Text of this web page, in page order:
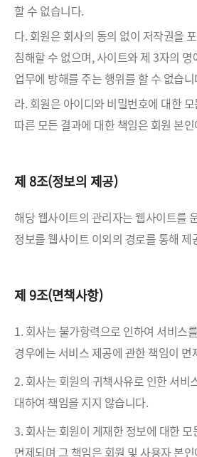
할 수 없습니다.
다. 회원은 회사의 동의 없이 저작권을
침해할 수 없으며, 사이트와 제 3자의
업무에 방해를 주는 행위를 할 수 없습
라. 회원은 아이디와 비밀번호에 대한
따른 모든 결과에 대한 책임은 회원 본
제 8조(정보의 제공)
해당 웹사이트의 관리자는 웹사이트를
정보를 웹사이트 이외의 경로를 통해 제
제 9조(면책사항)
1. 회사는 불가항력으로 인하여 서비스
경우에는 서비스 제공에 관한 책임이 면
2. 회사는 회원의 귀책사유로 인한 서비
대하여 책임을 지지 않습니다.
3. 회사는 회원이 게재한 정보에 대한 모
면제되며 그 책임은 회원 및 사용자 본